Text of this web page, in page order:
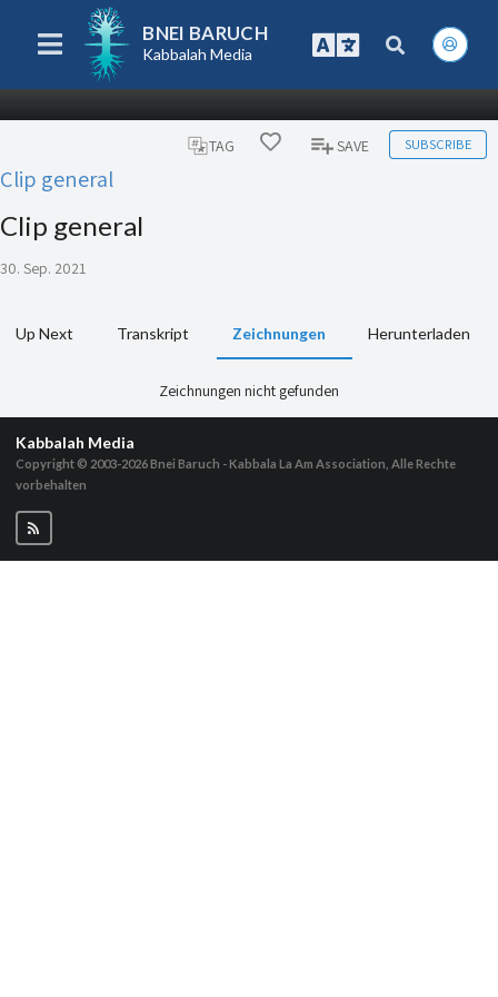
BNEI BARUCH
Kabbalah Media
TAG SAVE SUBSCRIBE
Clip general
Clip general
30. Sep. 2021
Up Next Transkript Zeichnungen Herunterladen
Zeichnungen nicht gefunden
Kabbalah Media
Copyright © 2003-2026Bnei Baruch - Kabbala La Am Association, Alle Rechte
vorbehalten